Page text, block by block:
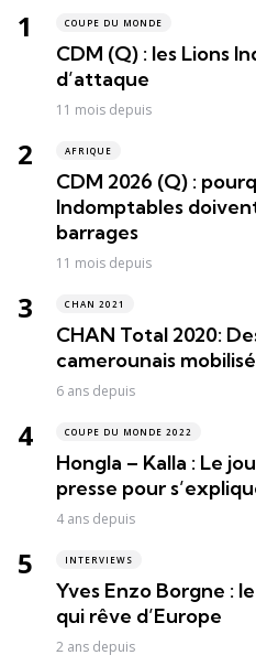
COUPE DU MONDE
CDM (Q) : les Lions
d’attaque
11 mois depuis
AFRIQUE
CDM 2026 (Q) :
Indomptables
barrages
11 mois depuis
CHAN 2021
CHAN Total 2020:
camerounais
6 ans depuis
COUPE DU MONDE 2022
Hongla – Kalla : Le
presse pour
4 ans depuis
INTERVIEWS
Yves Enzo Borgne :
qui rêve d’Europe
2 ans depuis